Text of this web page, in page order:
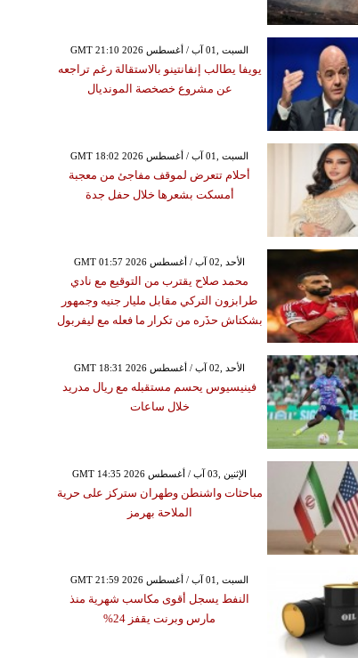
GMT 21:10 2026 السبت ,01 آب / أغسطس
يويفا يطالب إنفانتينو بالاستقالة رغم تراجعه
عن مشروع خصخصة المونديال
GMT 18:02 2026 السبت ,01 آب / أغسطس
أحلام تتعرض لموقف مفاجئ من معجبة
أمسكت بشعرها خلال حفل جدة
GMT 01:57 2026 الأحد ,02 آب / أغسطس
محمد صلاح يقترب من التوقيع مع نادي
طرابزون التركي مقابل مليار جنيه وجمهور
بشكتاش حذَره من تكرار ما فعله مع ليفربول
GMT 18:31 2026 الأحد ,02 آب / أغسطس
فينيسيوس يحسم مستقبله مع ريال مدريد
خلال ساعات
GMT 14:35 2026 الإثنين ,03 آب / أغسطس
مباحثات واشنطن وطهران ستركز على حرية
الملاحة بهرمز
GMT 21:59 2026 السبت ,01 آب / أغسطس
النفط يسجل أقوى مكاسب شهرية منذ
مارس وبرنت يقفز 24%